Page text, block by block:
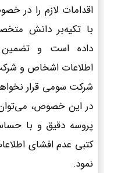
اقدامات لازم را در
با تکیه‌بر دانش
داده است و تضمین
اطلاعات اشخاص و
شرکت سومی قرار
در این خصوص،
پروسه دقیق و با
کتبی عدم افشای
نمود.